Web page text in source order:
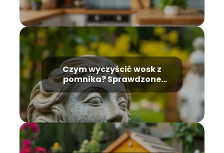
Czym wyczyścić wosk z
pomnika? Sprawdzone
metody usuwania plam